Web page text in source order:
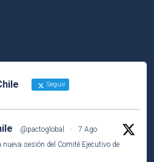
Seguir
@pactoglobal ·
7 Ago
sesión del Comité Ejecutivo de